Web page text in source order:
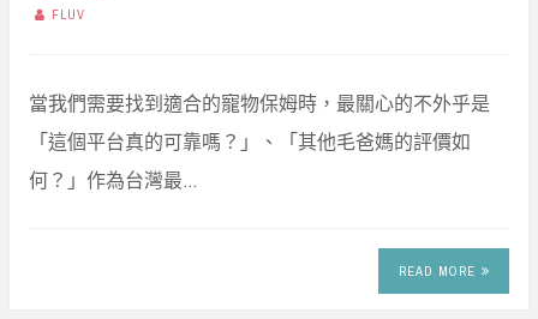
FLUV
當我們需要找到適合的寵物保姆時，最關心的不外乎是
「這個平台真的可靠嗎？」、「其他毛爸媽的評價如
何？」作為台灣最…
READ MORE